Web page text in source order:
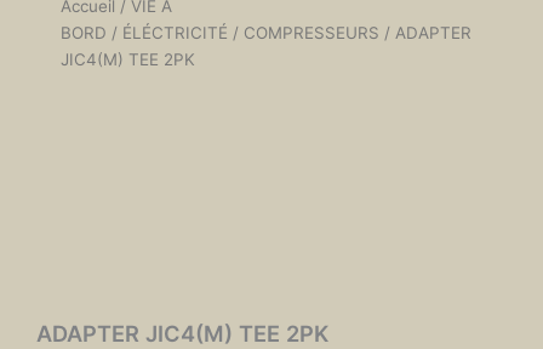
Accueil / VIE À
BORD / ÉLÉCTRICITÉ / COMPRESSEURS / ADAPTER
JIC4(M) TEE 2PK
ADAPTER JIC4(M) TEE 2PK